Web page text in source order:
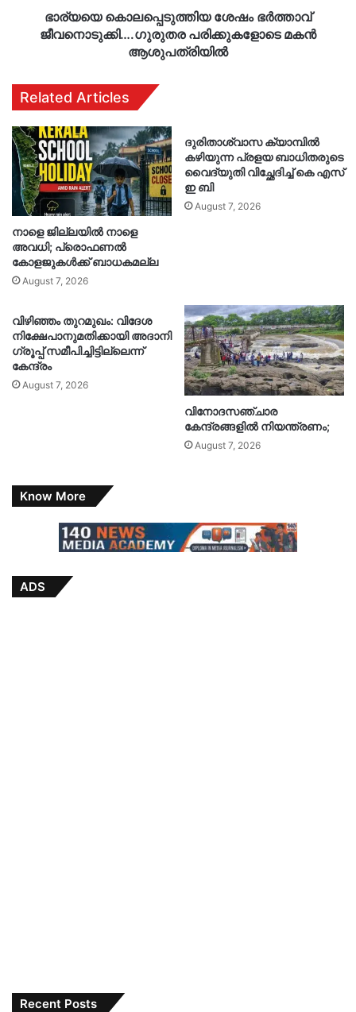
ഭാര്യയെ കൊലപ്പെടുത്തിയ ശേഷം ഭര്‍ത്താവ്
ജീവനൊടുക്കി….ഗുരുതര പരിക്കുകളോടെ മകന്‍
ആശുപത്രിയില്‍
Related Articles
നാളെ ജില്ലയിൽ നാളെ
അവധി; പ്രൊഫണൽ
കോളജുകൾക്ക് ബാധകമല്ല
August 7, 2026
ദുരിതാശ്വാസ ക്യാമ്പിൽ
കഴിയുന്ന പ്രളയ ബാധിതരുടെ
വൈദ്യുതി വിച്ഛേദിച്ച് കെ എസ്
ഇ ബി
August 7, 2026
വിഴിഞ്ഞം തുറമുഖം: വിദേശ
നിക്ഷേപാനുമതിക്കായി അദാനി
ഗ്രൂപ്പ് സമീപിച്ചിട്ടില്ലെന്ന്
കേന്ദ്രം
August 7, 2026
വിനോദസഞ്ചാര
കേന്ദ്രങ്ങളിൽ നിയന്ത്രണം;
August 7, 2026
Know More
ADS
Recent Posts